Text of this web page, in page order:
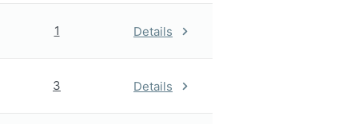
1 Details
3 Details